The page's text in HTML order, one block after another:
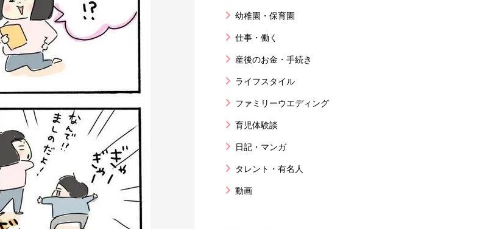
幼稚園・保育園
仕事・働く
産後のお金・手続き
ライフスタイル
ファミリーウエディング
育児体験談
日記・マンガ
タレント・有名人
動画